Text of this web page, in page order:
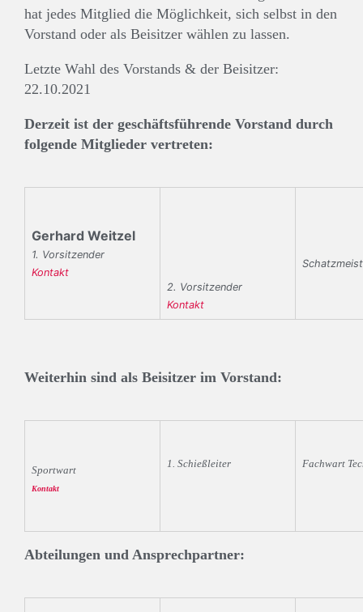
hat jedes Mitglied die Möglichkeit, sich selbst in den
Vorstand oder als Beisitzer wählen zu lassen.
Letzte Wahl des Vorstands & der Beisitzer:
22.10.2021
Derzeit ist der geschäftsführende Vorstand durch
folgende Mitglieder vertreten:
Gerhard Weitzel
1. Vorsitzender
Kontakt
2. Vorsitzender
Kontakt
Weiterhin sind als Beisitzer im Vorstand:
Sportwart
Kontakt
1. Schießleiter Fachwart
Abteilungen und Ansprechpartner: